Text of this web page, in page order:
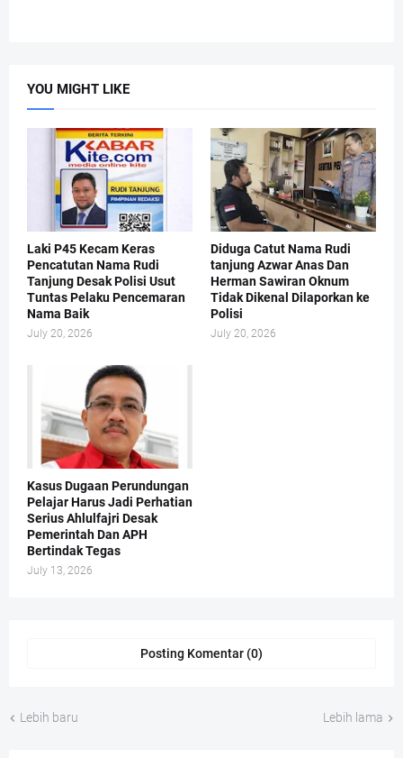
YOU MIGHT LIKE
Laki P45 Kecam Keras
Pencatutan Nama Rudi
Tanjung Desak Polisi Usut
Tuntas Pelaku Pencemaran
Nama Baik
July 20, 2026
Diduga Catut Nama Rudi
tanjung Azwar Anas Dan
Herman Sawiran Oknum
Tidak Dikenal Dilaporkan ke
Polisi
July 20, 2026
Kasus Dugaan Perundungan
Pelajar Harus Jadi Perhatian
Serius Ahlulfajri Desak
Pemerintah Dan APH
Bertindak Tegas
July 13, 2026
Posting Komentar (0)
Lebih baru Lebih lama